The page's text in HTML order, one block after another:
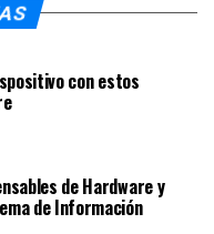
con estos
de Hardware y
de Información